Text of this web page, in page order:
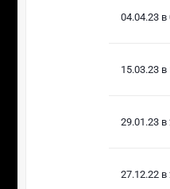
04.04.23 в
15.03.23 в
29.01.23 в
27.12.22 в